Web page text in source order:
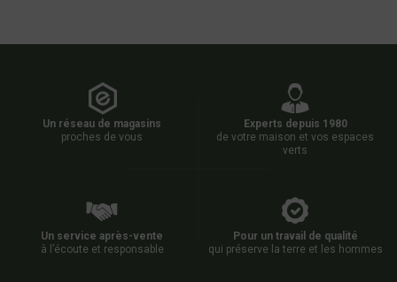
Un réseau de magasins
proches de vous
Experts depuis 1980
de votre maison et vos espaces
verts
Un service après-vente
à l’écoute et responsable
Pour un travail de qualité
qui préserve la terre et les hommes